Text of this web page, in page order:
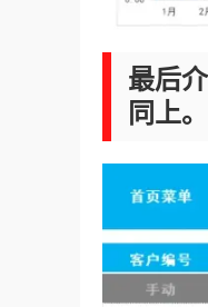
最后
同上。